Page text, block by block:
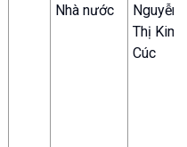
Nhà nước
Nguyễn
Thị Kim
Cúc